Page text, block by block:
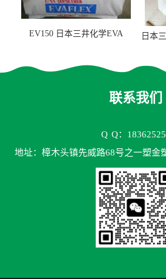
EV150 日本三井化学EVA
日本
联系我们
Q Q：
地址：樟木头镇先威路68号之一塑金